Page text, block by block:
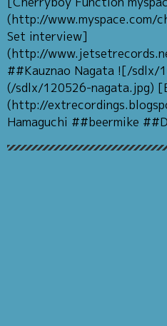
(http://www.myspace.com/
Set interview]
(http://
##Kauznao Nagata ![/sdlx/
(/sdlx/120526-nagata.jpg)
(http://
Hamaguchi ##beermike